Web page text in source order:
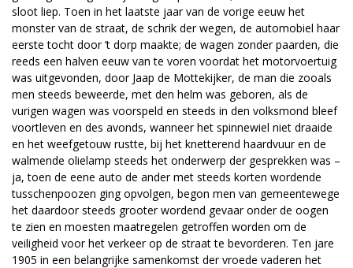
sloot liep. Toen in het laatste jaar van de vorige eeuw het
monster van de straat, de schrik der wegen, de automobiel haar
eerste tocht door ’t dorp maakte; de wagen zonder paarden, die
reeds een halven eeuw van te voren voordat het motorvoertuig
was uitgevonden, door Jaap de Mottekijker, de man die zooals
men steeds beweerde, met den helm was geboren, als de
vurigen wagen was voorspeld en steeds in den volksmond bleef
voortleven en des avonds, wanneer het spinnewiel niet draaide
en het weefgetouw rustte, bij het knetterend haardvuur en de
walmende olielamp steeds het onderwerp der gesprekken was –
ja, toen de eene auto de ander met steeds korten wordende
tusschenpoozen ging opvolgen, begon men van gemeentewege
het daardoor steeds grooter wordend gevaar onder de oogen
te zien en moesten maatregelen getroffen worden om de
veiligheid voor het verkeer op de straat te bevorderen. Ten jare
1905 in een belangrijke samenkomst der vroede vaderen het